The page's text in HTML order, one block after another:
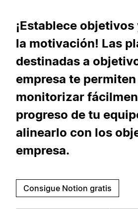
¡Establece
la motivación! Las
destinadas a
empresa te permiten
monitorizar
progreso de tu
alinearlo con los
empresa.
Consigue Notion gratis